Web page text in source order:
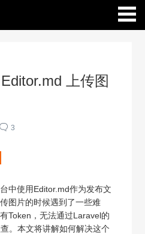
上传图
3
中使用Editor.md作为发布文
图片的时候遇到了一些难
Token，无法通过Laravel的
。本文将讲解如何解决这个